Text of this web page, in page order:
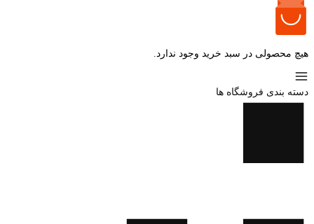
هیچ محصولی در سبد خرید وجود ندارد.
دسته بندی فروشگاه ها